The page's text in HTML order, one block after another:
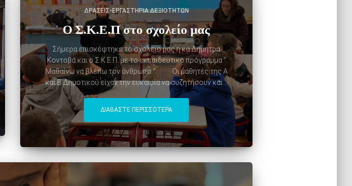
ΔΡΆΣΕΙΣ-ΕΡΓΑΣΤΉΡΙΑ ΔΕΞΙΟΤΉΤΩΝ
Ο Σ.Κ.Ε.Π στο σχολείο μας
Σήμερα επισκέφτηκε το σχολείο μας η κα Δήμητρα
Κοντοβά και ο Σ.Κ.Ε.Π. με το εκπαιδευτικό πρόγραμμα ”
Μαθαίνω να βλέπω τον άνθρωπο “. Οι μαθητές της Α
και Β Δημοτικού είχαν την ευκαιρία να συζητήσουν και...
ΔΙΑΒΆΣΤΕ ΠΕΡΙΣΣΌΤΕΡΑ